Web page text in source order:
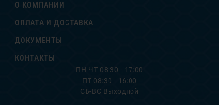
О КОМПАНИИ
ОПЛАТА И ДОСТАВКА
ДОКУМЕНТЫ
КОНТАКТЫ
ПН-ЧТ 08:30 - 17:00
ПТ 08:30 - 16:00
СБ-ВС Выходной